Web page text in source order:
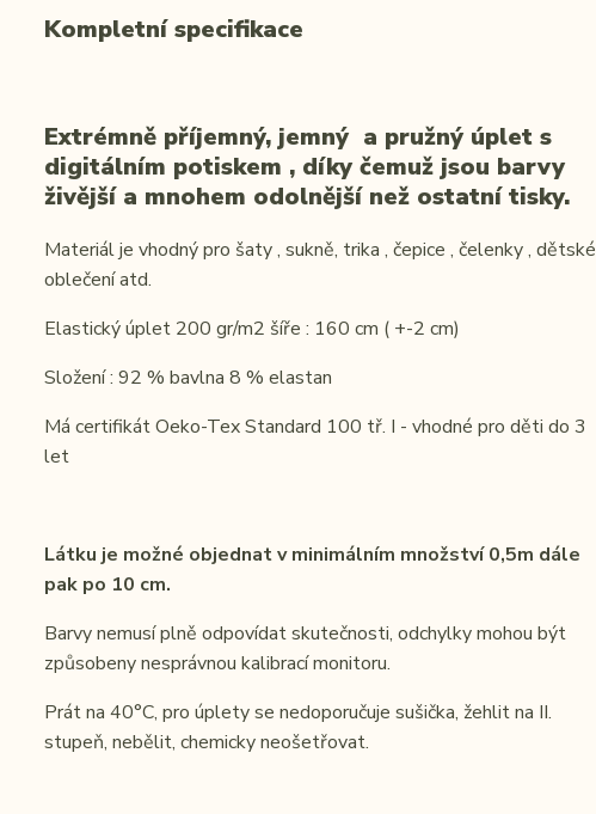
Kompletní specifikace
Extrémně příjemný, jemný a pružný úplet s
digitálním potiskem , díky čemuž jsou barvy
živější a mnohem odolnější než ostatní tisky.
Materiál je vhodný pro šaty , sukně, trika , čepice , čelenky , dětské
oblečení atd.
Elastický úplet 200 gr/m2 šíře : 160 cm ( +-2 cm)
Složení : 92 % bavlna 8 % elastan
Má certifikát Oeko-Tex Standard 100 tř. I - vhodné pro děti do 3
let
Látku je možné objednat v minimálním množství 0,5m dále
pak po 10 cm.
Barvy nemusí plně odpovídat skutečnosti, odchylky mohou být
způsobeny nesprávnou kalibrací monitoru.
Prát na 40°C, pro úplety se nedoporučuje sušička, žehlit na II.
stupeň, nebělit, chemicky neošetřovat.